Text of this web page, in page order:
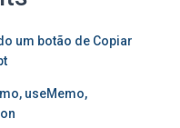
um botão de Copiar
useMemo,